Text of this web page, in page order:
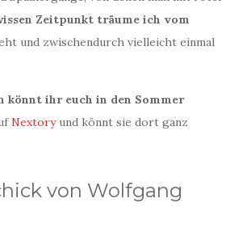
Zeitpunkt träume ich vom
und zwischendurch vielleicht einmal
könnt ihr euch in den Sommer
Nextory und könnt sie dort ganz
von Wolfgang